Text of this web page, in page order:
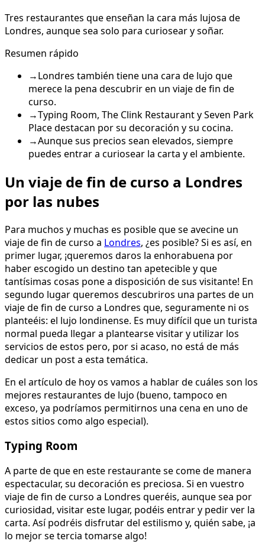
Tres restaurantes que enseñan la cara más lujosa de
Londres, aunque sea solo para curiosear y soñar.
Resumen rápido
→Londres también tiene una cara de lujo que
merece la pena descubrir en un viaje de fin de
curso.
→Typing Room, The Clink Restaurant y Seven Park
Place destacan por su decoración y su cocina.
→Aunque sus precios sean elevados, siempre
puedes entrar a curiosear la carta y el ambiente.
Un viaje de fin de curso a Londres
por las nubes
Para muchos y muchas es posible que se avecine un
viaje de fin de curso a Londres, ¿es posible? Si es así, en
primer lugar, ¡queremos daros la enhorabuena por
haber escogido un destino tan apetecible y que
tantísimas cosas pone a disposición de sus visitante! En
segundo lugar queremos descubriros una partes de un
viaje de fin de curso a Londres que, seguramente ni os
planteéis: el lujo londinense. Es muy difícil que un turista
normal pueda llegar a plantearse visitar y utilizar los
servicios de estos pero, por si acaso, no está de más
dedicar un post a esta temática.
En el artículo de hoy os vamos a hablar de cuáles son los
mejores restaurantes de lujo (bueno, tampoco en
exceso, ya podríamos permitirnos una cena en uno de
estos sitios como algo especial).
Typing Room
A parte de que en este restaurante se come de manera
espectacular, su decoración es preciosa. Si en vuestro
viaje de fin de curso a Londres queréis, aunque sea por
curiosidad, visitar este lugar, podéis entrar y pedir ver la
carta. Así podréis disfrutar del estilismo y, quién sabe, ¡a
lo mejor se tercia tomarse algo!